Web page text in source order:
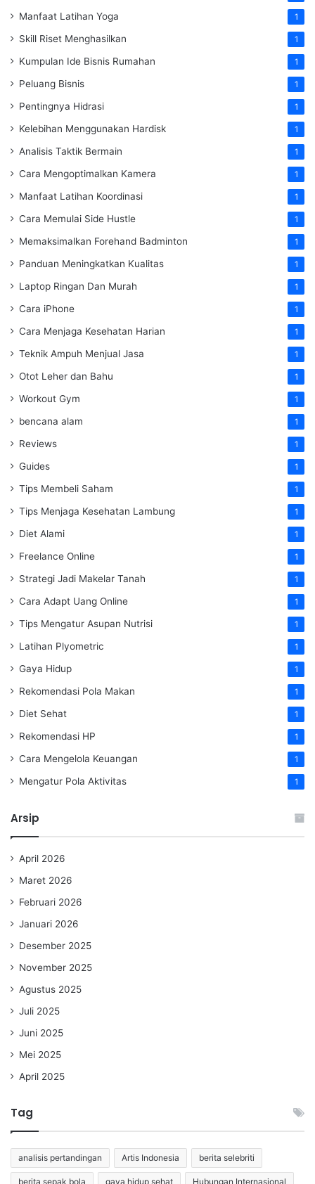
Manfaat Latihan Yoga 1
Skill Riset Menghasilkan 1
Kumpulan Ide Bisnis Rumahan 1
Peluang Bisnis 1
Pentingnya Hidrasi 1
Kelebihan Menggunakan Hardisk 1
Analisis Taktik Bermain 1
Cara Mengoptimalkan Kamera 1
Manfaat Latihan Koordinasi 1
Cara Memulai Side Hustle 1
Memaksimalkan Forehand Badminton 1
Panduan Meningkatkan Kualitas 1
Laptop Ringan Dan Murah 1
Cara iPhone 1
Cara Menjaga Kesehatan Harian 1
Teknik Ampuh Menjual Jasa 1
Otot Leher dan Bahu 1
Workout Gym 1
bencana alam 1
Reviews 1
Guides 1
Tips Membeli Saham 1
Tips Menjaga Kesehatan Lambung 1
Diet Alami 1
Freelance Online 1
Strategi Jadi Makelar Tanah 1
Cara Adapt Uang Online 1
Tips Mengatur Asupan Nutrisi 1
Latihan Plyometric 1
Gaya Hidup 1
Rekomendasi Pola Makan 1
Diet Sehat 1
Rekomendasi HP 1
Cara Mengelola Keuangan 1
Mengatur Pola Aktivitas 1
Arsip
April 2026
Maret 2026
Februari 2026
Januari 2026
Desember 2025
November 2025
Agustus 2025
Juli 2025
Juni 2025
Mei 2025
April 2025
Tag
analisis pertandingan Artis Indonesia berita selebriti
berita sepak bola gaya hidup sehat Hubungan Internasional